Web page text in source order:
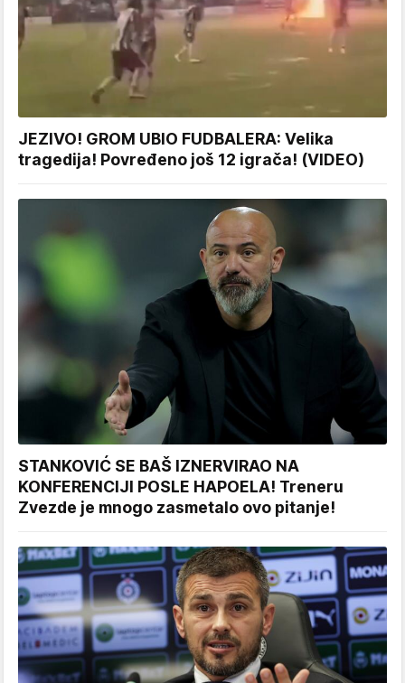
JEZIVO! GROM UBIO FUDBALERA: Velika
tragedija! Povređeno još 12 igrača! (VIDEO)
STANKOVIĆ SE BAŠ IZNERVIRAO NA
KONFERENCIJI POSLE HAPOELA! Treneru
Zvezde je mnogo zasmetalo ovo pitanje!